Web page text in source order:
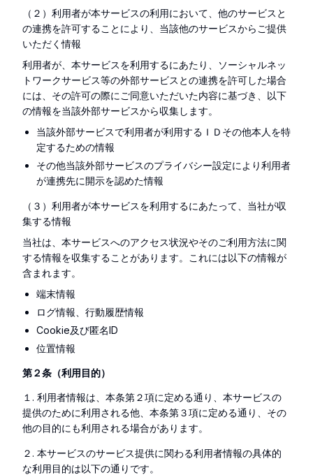
（２）利用者が本サービスの利用において、他のサービスと
の連携を許可することにより、当該他のサービスからご提供
いただく情報
利用者が、本サービスを利用するにあたり、ソーシャルネッ
トワークサービス等の外部サービスとの連携を許可した場合
には、その許可の際にご同意いただいた内容に基づき、以下
の情報を当該外部サービスから収集します。
当該外部サービスで利用者が利用するＩＤその他本人を特
定するための情報
その他当該外部サービスのプライバシー設定により利用者
が連携先に開示を認めた情報
（３）利用者が本サービスを利用するにあたって、当社が収
集する情報
当社は、本サービスへのアクセス状況やそのご利用方法に関
する情報を収集することがあります。これには以下の情報が
含まれます。
端末情報
ログ情報、行動履歴情報
Cookie及び匿名ID
位置情報
第２条（利用目的）
１. 利用者情報は、本条第２項に定める通り、本サービスの
提供のために利用される他、本条第３項に定める通り、その
他の目的にも利用される場合があります。
２. 本サービスのサービス提供に関わる利用者情報の具体的
な利用目的は以下の通りです。